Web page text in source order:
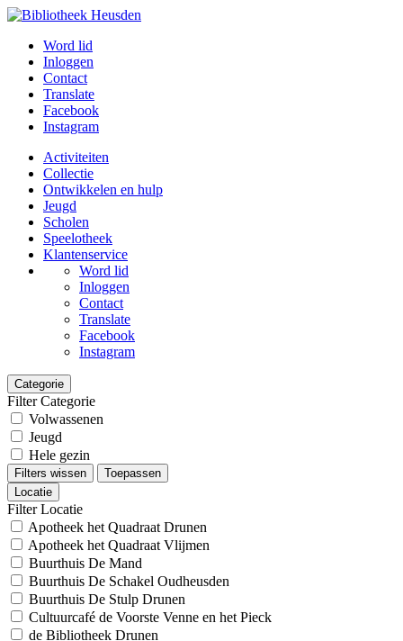
Word lid
Inloggen
Contact
Translate
Facebook
Instagram
Activiteiten
Collectie
Ontwikkelen en hulp
Jeugd
Scholen
Speelotheek
Klantenservice
Word lid
Inloggen
Contact
Translate
Facebook
Instagram
Categorie
Filter Categorie
Volwassenen
Jeugd
Hele gezin
Filters wissen
Toepassen
Locatie
Filter Locatie
Apotheek het Quadraat Drunen
Apotheek het Quadraat Vlijmen
Buurthuis De Mand
Buurthuis De Schakel Oudheusden
Buurthuis De Stulp Drunen
Cultuurcafé de Voorste Venne en het Pieck
de Bibliotheek Drunen